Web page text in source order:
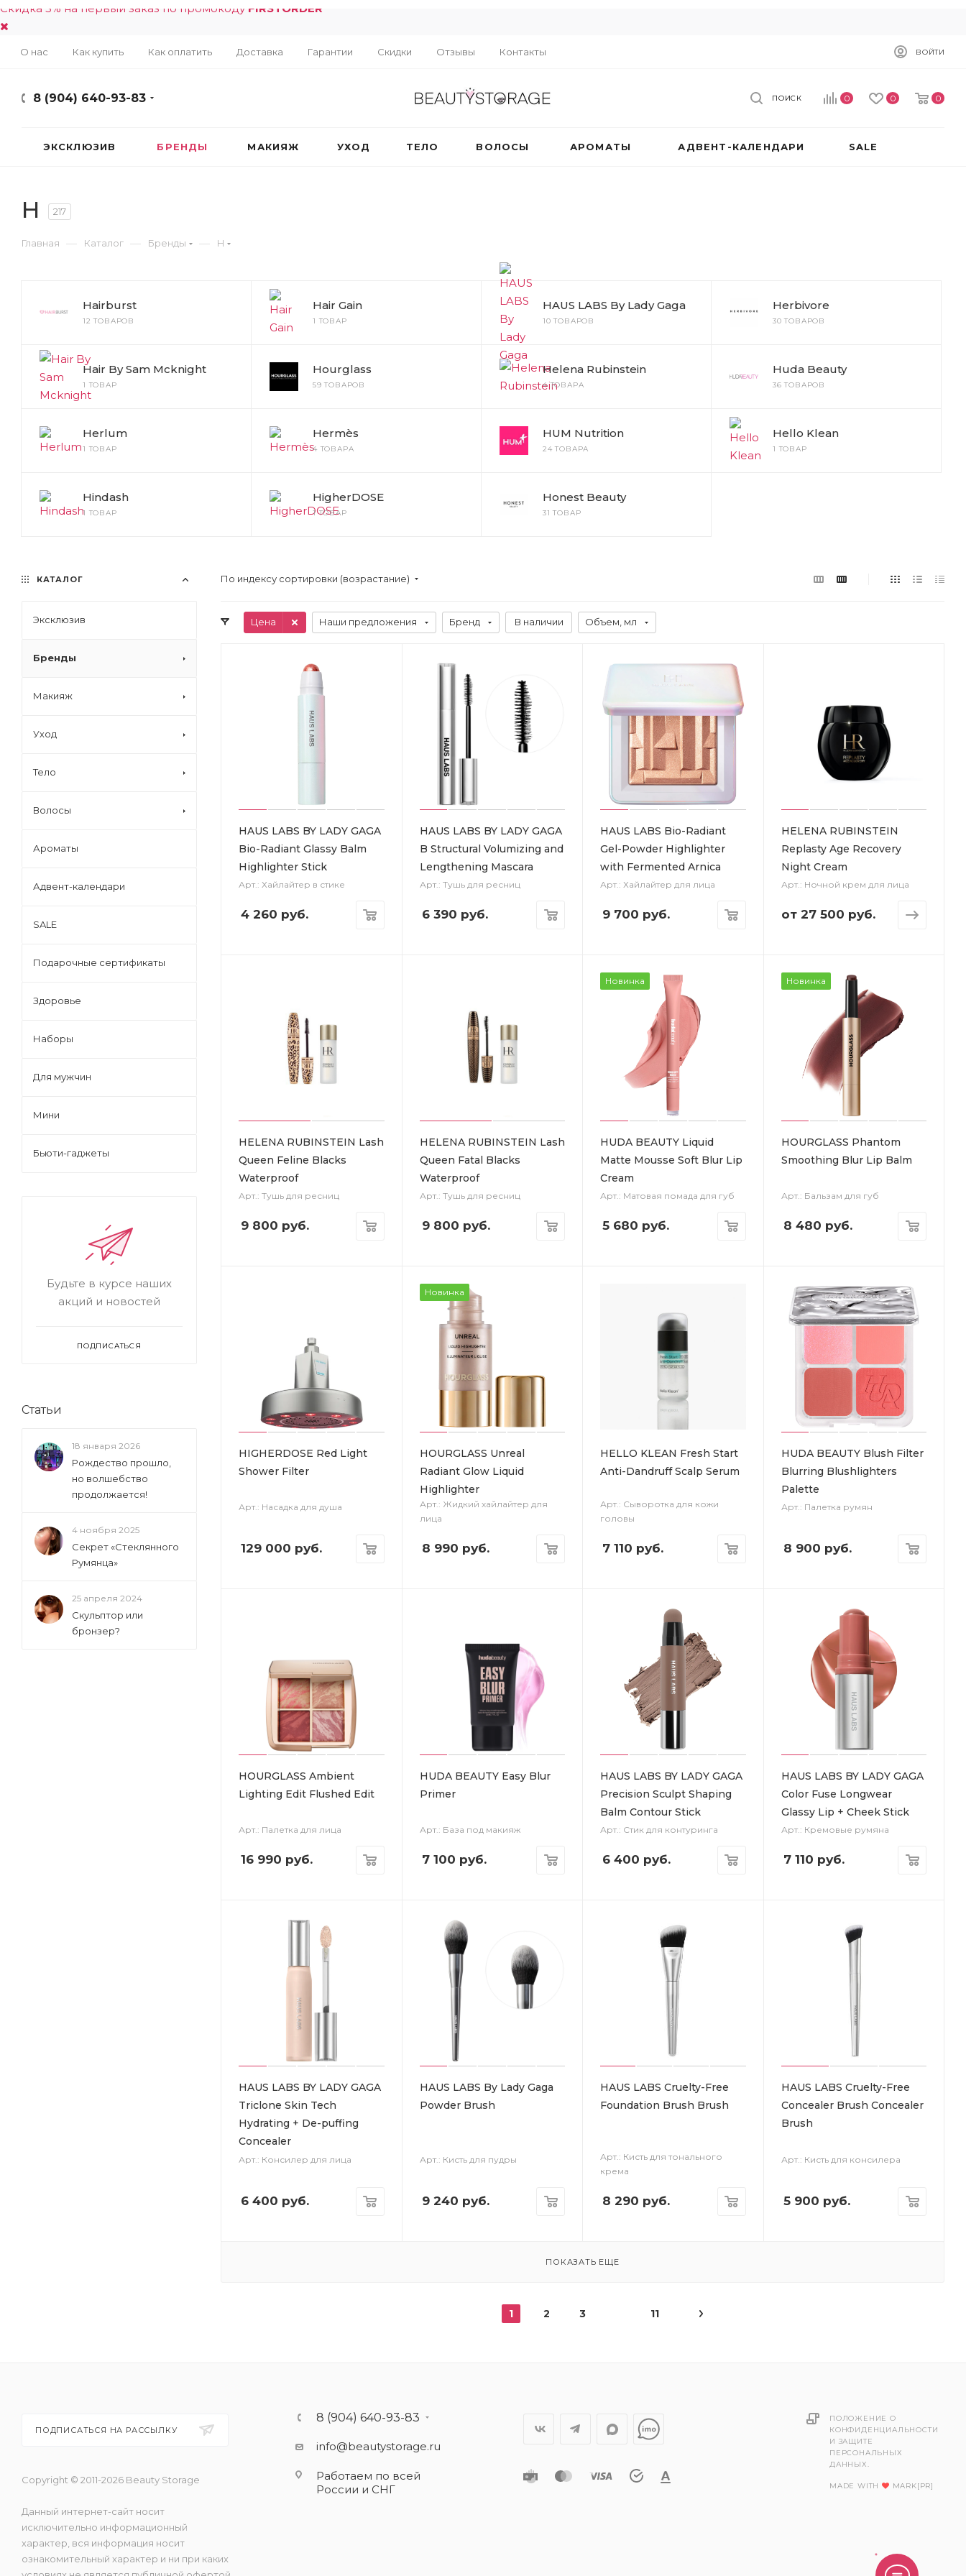
Скидка 5% на первый заказ по промокоду FIRSTORDER
О нас Как купить Как оплатить Доставка Гарантии Скидки Отзывы Контакты ВОЙТИ
8 (904) 640-93-83 0 0 0
ПОИСК
ЭКСКЛЮЗИВ БРЕНДЫ МАКИЯЖ УХОД ТЕЛО ВОЛОСЫ АРОМАТЫ АДВЕНТ-КАЛЕНДАРИ SALE
H 217
Главная — Каталог — Бренды — H
Hairburst
12 ТОВАРОВ
Hair Gain
1 ТОВАР
HAUS LABS By Lady Gaga
10 ТОВАРОВ
Herbivore
30 ТОВАРОВ
Hair By Sam Mcknight
1 ТОВАР
Hourglass
59 ТОВАРОВ
Helena Rubinstein
4 ТОВАРА
Huda Beauty
36 ТОВАРОВ
Herlum
1 ТОВАР
Hermès
4 ТОВАРА
HUM Nutrition
24 ТОВАРА
Hello Klean
1 ТОВАР
Hindash
1 ТОВАР
HigherDOSE
1 ТОВАР
Honest Beauty
31 ТОВАР
По индексу сортировки (возрастание)
Цена Наши предложения Бренд В наличии Объем, мл
HAUS LABS BY LADY GAGA
Bio-Radiant Glassy Balm
Highlighter Stick
Арт.: Хайлайтер в стике
4 260 руб.
HAUS LABS BY LADY GAGA
B Structural Volumizing and
Lengthening Mascara
Арт.: Тушь для ресниц
6 390 руб.
HAUS LABS Bio-Radiant
Gel-Powder Highlighter
with Fermented Arnica
Арт.: Хайлайтер для лица
9 700 руб.
HELENA RUBINSTEIN
Replasty Age Recovery
Night Cream
Арт.: Ночной крем для лица
от 27 500 руб.
HELENA RUBINSTEIN Lash
Queen Feline Blacks
Waterproof
Арт.: Тушь для ресниц
9 800 руб.
HELENA RUBINSTEIN Lash
Queen Fatal Blacks
Waterproof
Арт.: Тушь для ресниц
9 800 руб.
Новинка
HUDA BEAUTY Liquid
Matte Mousse Soft Blur Lip
Cream
Арт.: Матовая помада для губ
5 680 руб.
Новинка
HOURGLASS Phantom
Smoothing Blur Lip Balm
Арт.: Бальзам для губ
8 480 руб.
HIGHERDOSE Red Light
Shower Filter
Арт.: Насадка для душа
129 000 руб.
Новинка
HOURGLASS Unreal
Radiant Glow Liquid
Highlighter
Арт.: Жидкий хайлайтер для
лица
8 990 руб.
HELLO KLEAN Fresh Start
Anti-Dandruff Scalp Serum
Арт.: Сыворотка для кожи
головы
7 110 руб.
HUDA BEAUTY Blush Filter
Blurring Blushlighters
Palette
Арт.: Палетка румян
8 900 руб.
HOURGLASS Ambient
Lighting Edit Flushed Edit
Арт.: Палетка для лица
16 990 руб.
HUDA BEAUTY Easy Blur
Primer
Арт.: База под макияж
7 100 руб.
HAUS LABS BY LADY GAGA
Precision Sculpt Shaping
Balm Contour Stick
Арт.: Стик для контуринга
6 400 руб.
HAUS LABS BY LADY GAGA
Color Fuse Longwear
Glassy Lip + Cheek Stick
Арт.: Кремовые румяна
7 110 руб.
HAUS LABS BY LADY GAGA
Triclone Skin Tech
Hydrating + De-puffing
Concealer
Арт.: Консилер для лица
6 400 руб.
HAUS LABS By Lady Gaga
Powder Brush
Арт.: Кисть для пудры
9 240 руб.
HAUS LABS Cruelty-Free
Foundation Brush Brush
Арт.: Кисть для тонального
крема
8 290 руб.
HAUS LABS Cruelty-Free
Concealer Brush Concealer
Brush
Арт.: Кисть для консилера
5 900 руб.
ПОКАЗАТЬ ЕЩЕ
1 2 3 11
КАТАЛОГ
Эксклюзив
Бренды
Макияж
Уход
Тело
Волосы
Ароматы
Адвент-календари
SALE
Подарочные сертификаты
Здоровье
Наборы
Для мужчин
Мини
Бьюти-гаджеты
Будьте в курсе наших
акций и новостей
ПОДПИСАТЬСЯ
Статьи
18 января 2026
Рождество прошло,
но волшебство
продолжается!
4 ноября 2025
Секрет «Стеклянного
Румянца»
25 апреля 2024
Скульптор или
бронзер?
ПОДПИСАТЬСЯ НА РАССЫЛКУ
Copyright © 2011-2026 Beauty Storage
Данный интернет-сайт носит
исключительно информационный
характер, вся информация носит
ознакомительный характер и ни при каких
8 (904) 640-93-83
info@beautystorage.ru
Работаем по всей
России и СНГ
ПОЛОЖЕНИЕ О
КОНФИДЕНЦИАЛЬНОСТИ
И ЗАЩИТЕ
ПЕРСОНАЛЬНЫХ
ДАННЫХ.
MADE WITH MARK[PR]